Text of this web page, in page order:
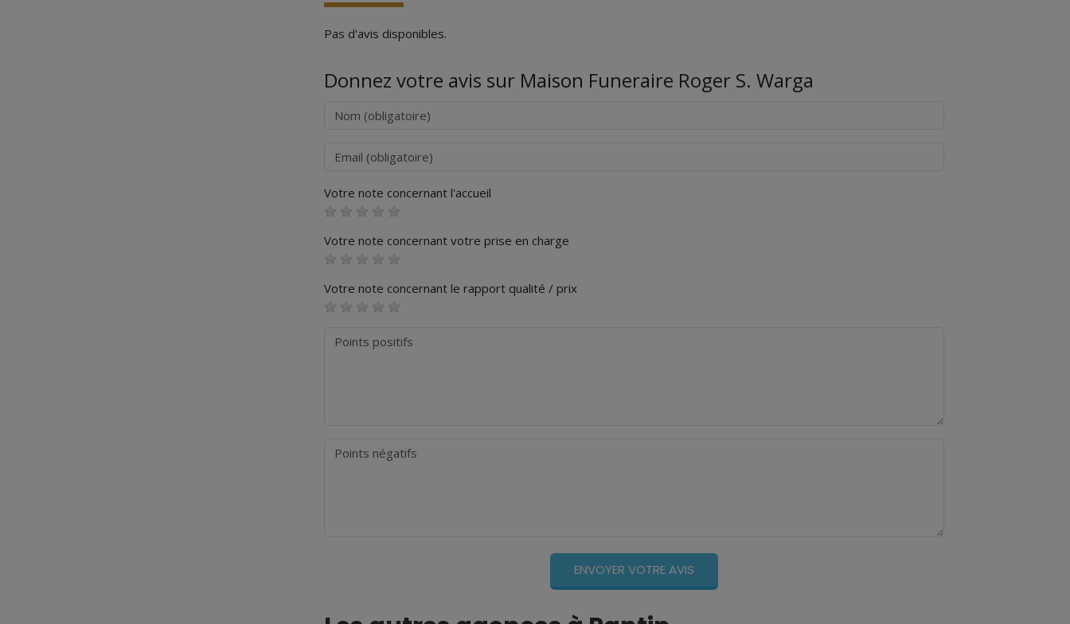
Pas d'avis disponibles.
Donnez votre avis sur Maison Funeraire Roger S. Warga
Nom
Courriel
Votre note concernant l'accueil
Votre note concernant votre prise en charge
Votre note concernant le rapport qualité / prix
Points positifs
Points négatifs